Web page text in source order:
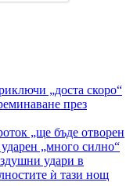
„доста скоро“
през
„ще бъде отворен
„много силно“
удари в
ѝ тази нощ